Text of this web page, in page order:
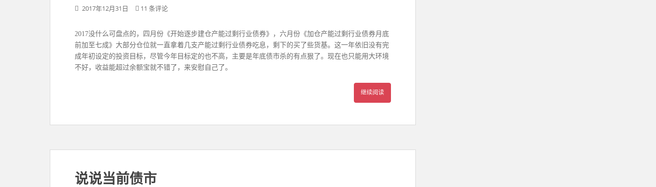
2017年12月31日 11 条评论
2017没什么可盘点的，四月份《开始逐步建仓产能过剩行业债券》，六月份《加仓产能过剩行业债券月底
前加至七成》大部分仓位就一直拿着几支产能过剩行业债券吃息，剩下的买了些货基。这一年依旧没有完
成年初设定的投资目标，尽管今年目标定的也不高，主要是年底债市杀的有点狠了。现在也只能用大环境
不好，收益能超过余额宝就不错了，来安慰自己了。
继续阅读
说说当前债市